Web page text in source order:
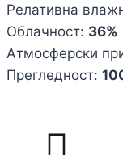
Релативна
Облачност: 36%
Атмосферски
Прегледност: